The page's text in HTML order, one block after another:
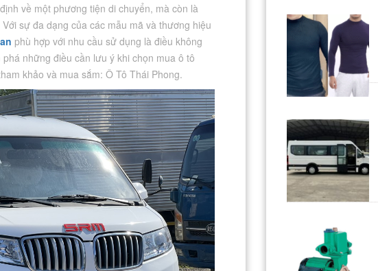
về một phương tiện di chuyển, mà còn là
sự đa dạng của các mẫu mã và thương hiệu
phù hợp với nhu cầu sử dụng là điều không
những điều cần lưu ý khi chọn mua ô tô
khảo và mua sắm: Ô Tô Thái Phong.